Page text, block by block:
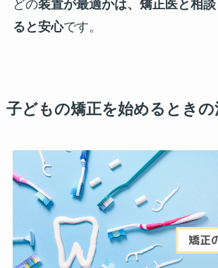
どの装置が最適かは、矯正医と相
ると安心です。
子どもの矯正を始めるときの